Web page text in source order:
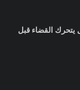
يتحرك القضاء قبل